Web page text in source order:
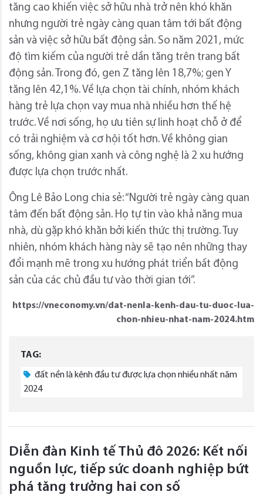
tăng cao khiến việc sở hữu nhà trở nên khó khăn
nhưng người trẻ ngày càng quan tâm tới bất động
sản và việc sở hữu bất động sản. So năm 2021, mức
độ tìm kiếm của người trẻ dần tăng trên trang bất
động sản. Trong đó, gen Z tăng lên 18,7%; gen Y
tăng lên 42,1%. Về lựa chọn tài chính, nhóm khách
hàng trẻ lựa chọn vay mua nhà nhiều hơn thế hệ
trước. Về nơi sống, họ ưu tiên sự linh hoạt chỗ ở để
có trải nghiệm và cơ hội tốt hơn. Về không gian
sống, không gian xanh và công nghệ là 2 xu hướng
được lựa chọn trước nhất.
Ông Lê Bảo Long chia sẻ: “Người trẻ ngày càng quan
tâm đến bất động sản. Họ tự tin vào khả năng mua
nhà, dù gặp khó khăn bởi kiến thức thị trường. Tuy
nhiên, nhóm khách hàng này sẽ tạo nên những thay
đổi mạnh mẽ trong xu hướng phát triển bất động
sản của các chủ đầu tư vào thời gian tới”.
https://vneconomy.vn/dat-nenla-kenh-dau-tu-duoc-lua-
chon-nhieu-nhat-nam-2024.htm
TAG:
đất nền là kênh đầu tư được lựa chọn nhiều nhất năm
2024
Diễn đàn Kinh tế Thủ đô 2026: Kết nối
nguồn lực, tiếp sức doanh nghiệp bứt
phá tăng trưởng hai con số